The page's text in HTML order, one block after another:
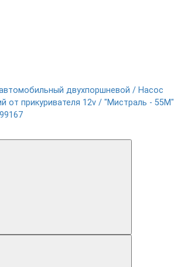
двухпоршневой / Насос
от прикуривателя 12v / "Мистраль - 55М"